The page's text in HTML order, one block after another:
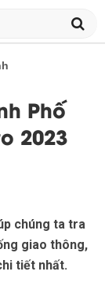
Phố
2023
chúng ta tra
giao thông,
tiết nhất.